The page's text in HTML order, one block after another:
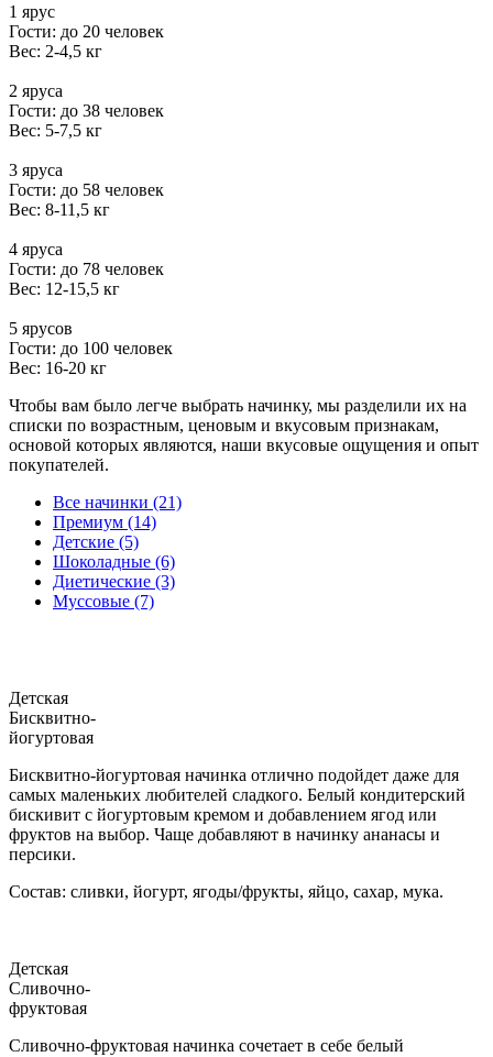
1 ярус
Гости: до 20 человек
Вес: 2-4,5 кг
2 яруса
Гости: до 38 человек
Вес: 5-7,5 кг
3 яруса
Гости: до 58 человек
Вес: 8-11,5 кг
4 яруса
Гости: до 78 человек
Вес: 12-15,5 кг
5 ярусов
Гости: до 100 человек
Вес: 16-20 кг
Чтобы вам было легче выбрать начинку, мы разделили их на
списки по возрастным, ценовым и вкусовым признакам,
основой которых являются, наши вкусовые ощущения и опыт
покупателей.
Все начинки (21)
Премиум (14)
Детские (5)
Шоколадные (6)
Диетические (3)
Муссовые (7)
Детская
Бисквитно-
йогуртовая
Бисквитно-йогуртовая начинка отлично подойдет даже для
самых маленьких любителей сладкого. Белый кондитерский
бискивит с йогуртовым кремом и добавлением ягод или
фруктов на выбор. Чаще добавляют в начинку ананасы и
персики.
Состав: сливки, йогурт, ягоды/фрукты, яйцо, сахар, мука.
Детская
Сливочно-
фруктовая
Сливочно-фруктовая начинка сочетает в себе белый